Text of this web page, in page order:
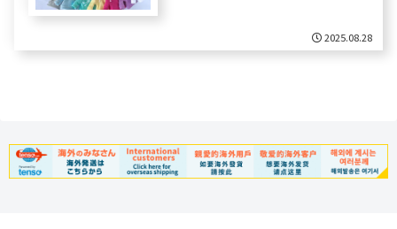
2025.08.28